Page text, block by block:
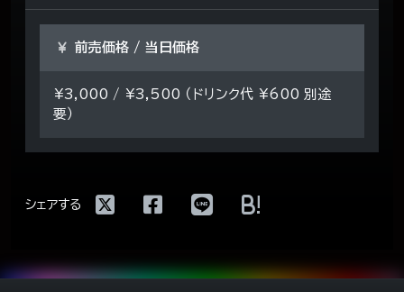
前売価格 / 当日価格
¥3,000 / ¥3,500 （ドリンク代 ¥600 別途
要）
シェアする !